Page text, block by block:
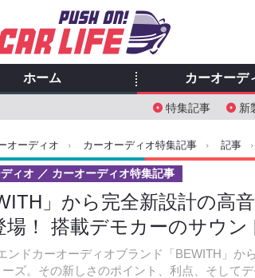
ホーム カーオーデ
特集記事 新
オーディオ › カーオーディオ特集記事 › 記事 ›
」から完全新設計の高
場！ 搭載デモカーのサウ
ンドカーオーディオブランド「BEWITH」か
ズ。その新しさのポイント、利点、そして
ィオ カーオーディオ特集記事